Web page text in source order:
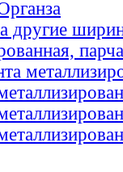
другие
парча